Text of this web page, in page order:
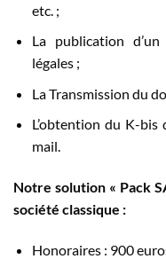
etc. ;
La publication
légales ;
La Transmission du
L’obtention du K-
mail.
Notre solution « Pack
société classique :
Honoraires : 900